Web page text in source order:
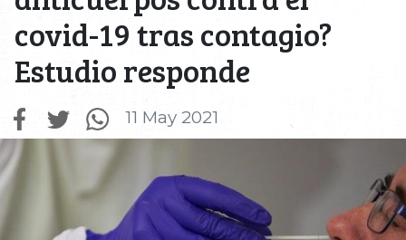
covid-19 tras contagio?
Estudio responde
11 May 2021